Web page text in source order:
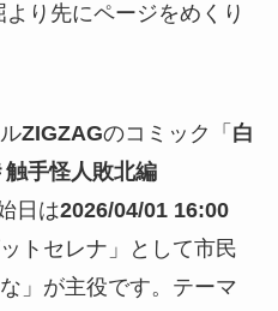
り先にページをめくり
ZIGZAGのコミック「 白
手怪人敗北編
日は2026/04/01 16:00
トセレナ」として市民
」が主役です。テーマ